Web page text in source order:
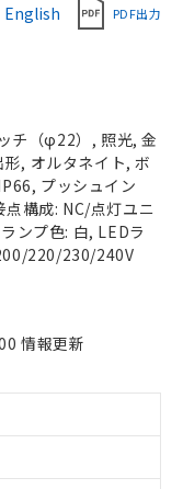
English PDF出力
チ（φ22）, 照光, 金
, オルタネイト, ボ
プッシュイン
構成: NC/点灯ユニ
ンプ色: 白, LEDラ
220/230/240V
情報更新